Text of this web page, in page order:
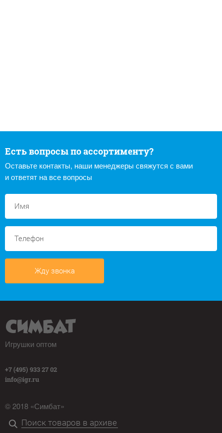
Есть вопросы по ассортименту?
Оставьте контакты, наши менеджеры свяжутся с вами
и ответят на все вопросы
Жду звонка
Игрушки оптом
+7 (495) 933 27 02
info@igr.ru
© 2018 «Симбат»